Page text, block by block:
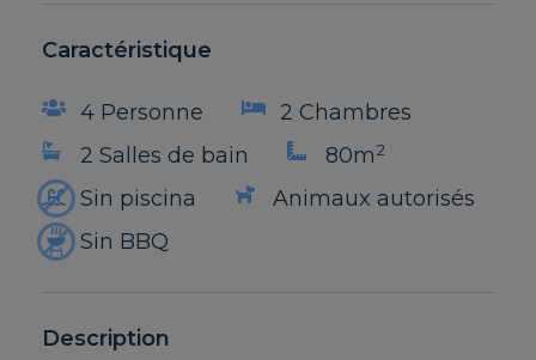
Caractéristique
4 Personne
2 Chambres
2 Salles de bain
80m2
Sin piscina
Animaux autorisés
Sin BBQ
Description